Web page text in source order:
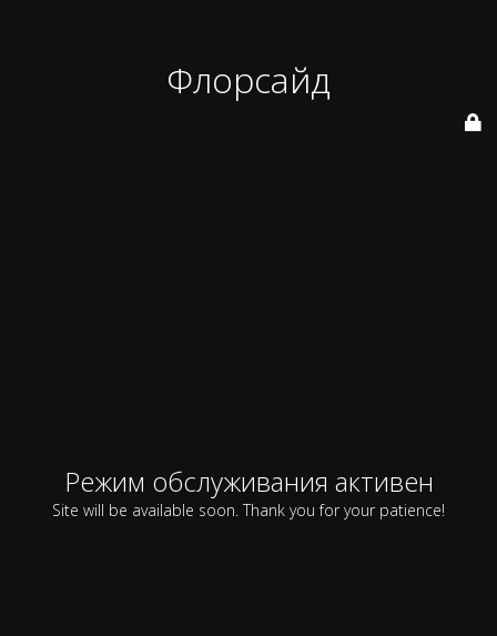
Флорсайд
Режим обслуживания активен
Site will be available soon. Thank you for your patience!